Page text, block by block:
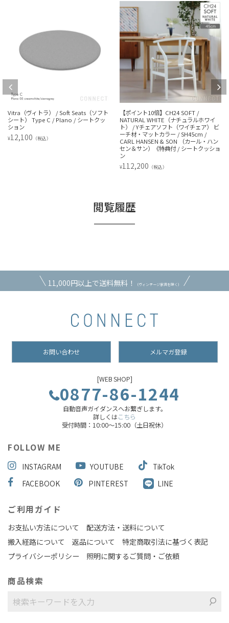
） / Soft Seats（ソフト
/ Plano / シートクッ
【ポイント10倍】CH24 SOFT /
NATURAL WHITE（ナチュラルホワイ
ト） / Yチェアソフト（ワイチェア） ビ
ーチ材・マットカラー / SH45cm /
CARL HANSEN & SON （カール・ハン
セン＆サン）《特典付 / シートクッショ
（税込）
【ポイント10倍
NATURAL
ト） / Yチェア
ーチ材・マット
CARL HANSEN
セン＆サン）《
閲覧履歴
11,000円以上で送料無料！ （ヴィンテージ家具を除く）
お問い合わせ メルマガ登録
[WEB SHOP]
0877-86-1244
自動音声ガイダンスへお繋ぎします。
詳しくはこちら
受付時間：10:00～15:00（土日祝休）
FOLLOW ME
INSTAGRAM YOUTUBE
TikTok
FACEBOOK
PINTEREST LINE
ご利用ガイド
お支払い方法について
配送方法・送料について
搬入経路について
返品について
特定商取引法に基づく表記
プライバシーポリシー
照明に関するご質問・ご依頼
商品検索